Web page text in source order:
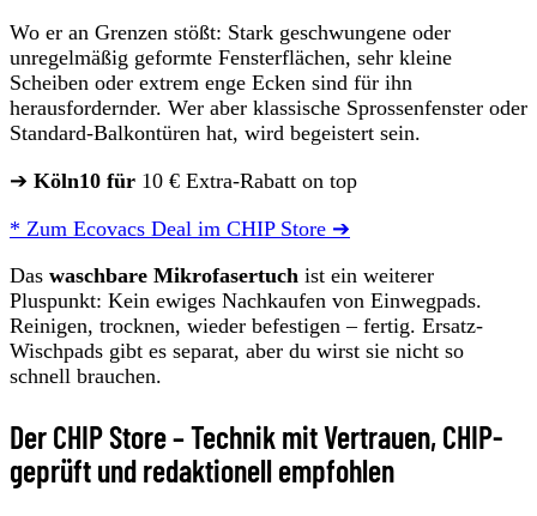
Wo er an Grenzen stößt: Stark geschwungene oder
unregelmäßig geformte Fensterflächen, sehr kleine
Scheiben oder extrem enge Ecken sind für ihn
herausfordernder. Wer aber klassische Sprossenfenster oder
Standard-Balkontüren hat, wird begeistert sein.
➔ Köln10 für 10 € Extra-Rabatt on top
* Zum Ecovacs Deal im CHIP Store ➔
Das waschbare Mikrofasertuch ist ein weiterer
Pluspunkt: Kein ewiges Nachkaufen von Einwegpads.
Reinigen, trocknen, wieder befestigen – fertig. Ersatz-
Wischpads gibt es separat, aber du wirst sie nicht so
schnell brauchen.
Der CHIP Store – Technik mit Vertrauen, CHIP-
geprüft und redaktionell empfohlen